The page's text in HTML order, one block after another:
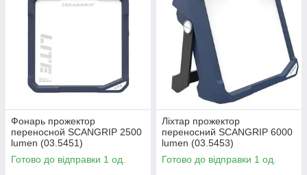
Фонарь прожектор
переносной SCANGRIP 2500
lumen (03.5451)
Готово до відправки 1 од.
Ліхтар прожектор
переносний SCANGRIP 6000
lumen (03.5453)
Готово до відправки 1 од.